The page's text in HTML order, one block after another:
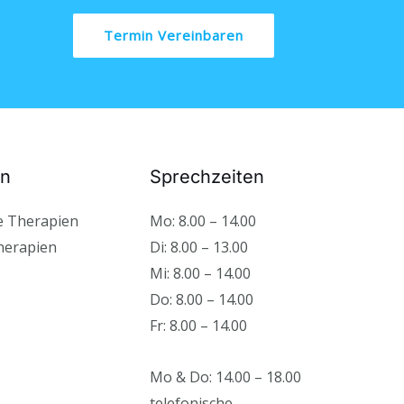
Termin Vereinbaren
Therapien
Sprechzeiten
Mo: 8.00 – 14.00
Di: 8.00 – 13.00
Mi: 8.00 – 14.00
Do: 8.00 – 14.00
Fr: 8.00 – 14.00
Mo & Do: 14.00 – 18.00